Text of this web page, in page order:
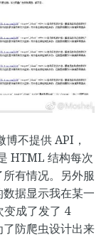
博不提供 API，
HTML 结构每次
有情况。另外服
据显示我在某一
变成了发了 4
防爬虫设计出来